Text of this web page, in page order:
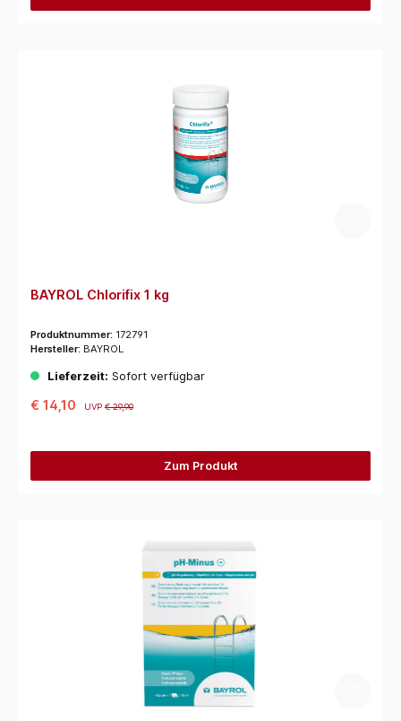
BAYROL Chlorifix 1 kg
Produktnummer: 172791
Hersteller: BAYROL
Lieferzeit: Sofort verfügbar
€ 14,10 UVP€ 29,90
Zum Produkt